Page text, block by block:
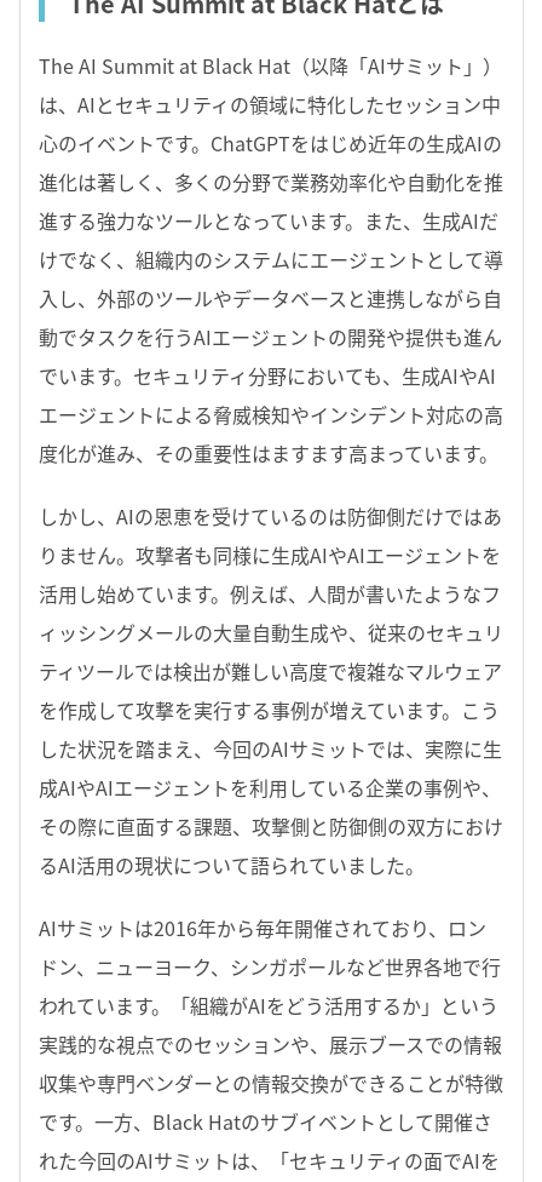
The AI Summit at Black Hat（以降「AIサミット」）
は、AIとセキュリティの領域に特化したセッション中
心のイベントです。ChatGPTをはじめ近年の生成AIの
進化は著しく、多くの分野で業務効率化や自動化を推
進する強力なツールとなっています。また、生成AIだ
けでなく、組織内のシステムにエージェントとして導
入し、外部のツールやデータベースと連携しながら自
動でタスクを行うAIエージェントの開発や提供も進ん
でいます。セキュリティ分野においても、生成AIやAI
エージェントによる脅威検知やインシデント対応の高
度化が進み、その重要性はますます高まっています。
しかし、AIの恩恵を受けているのは防御側だけではあ
りません。攻撃者も同様に生成AIやAIエージェントを
活用し始めています。例えば、人間が書いたようなフ
ィッシングメールの大量自動生成や、従来のセキュリ
ティツールでは検出が難しい高度で複雑なマルウェア
を作成して攻撃を実行する事例が増えています。こう
した状況を踏まえ、今回のAIサミットでは、実際に生
成AIやAIエージェントを利用している企業の事例や、
その際に直面する課題、攻撃側と防御側の双方におけ
るAI活用の現状について語られていました。
AIサミットは2016年から毎年開催されており、ロン
ドン、ニューヨーク、シンガポールなど世界各地で行
われています。「組織がAIをどう活用するか」という
実践的な視点でのセッションや、展示ブースでの情報
収集や専門ベンダーとの情報交換ができることが特徴
です。一方、Black Hatのサブイベントとして開催さ
れた今回のAIサミットは、「セキュリティの面でAIを